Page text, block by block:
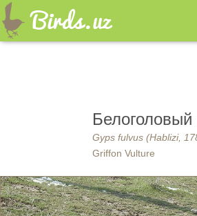
Белоголовый
Gyps fulvus (Hablizi,
Griffon Vulture